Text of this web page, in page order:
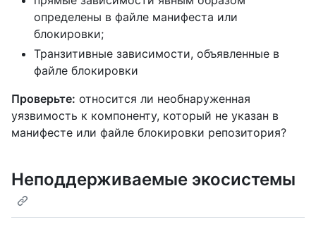
определены в файле манифеста или
блокировки;
Транзитивные зависимости, объявленные в
файле блокировки
Проверьте: относится ли необнаруженная
уязвимость к компоненту, который не указан в
манифесте или файле блокировки репозитория?
Неподдерживаемые экосистемы